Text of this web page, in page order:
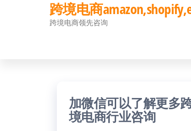
跨境电商
跨境电商领先咨询
加微信可以了解更多
境电商行业咨询